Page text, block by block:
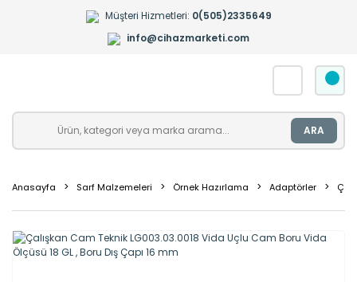
Müşteri Hizmetleri: 0(505)2335649
info@cihazmarketi.com
ARA
Anasayfa Sarf Malzemeleri Örnek Hazırlama Adaptörler